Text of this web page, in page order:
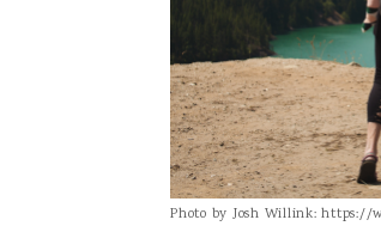
Photo by Josh Willink: https://